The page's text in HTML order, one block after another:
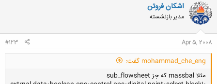
اشکان فروتن
مدیر بازنشسته
Apr 5, 2008
#123
mohammad_che_eng گفت:
مثلا massbal که جز sub_flowsheet